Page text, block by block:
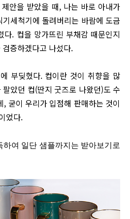
안을 받았을 때, 나는 바로 아내가
세척기에 돌려버리는 바람에 도금
다. 컵을 망가뜨린 부채감 때문인지
증하겠다고 나섰다.
부딪혔다. 컵이란 것이 취향을 많
았던 컵(딴지 굿즈로 나왔던)도 수
, 굳이 우리가 입점해 판매하는 것이
었다.
하여 일단 샘플까지는 받아보기로